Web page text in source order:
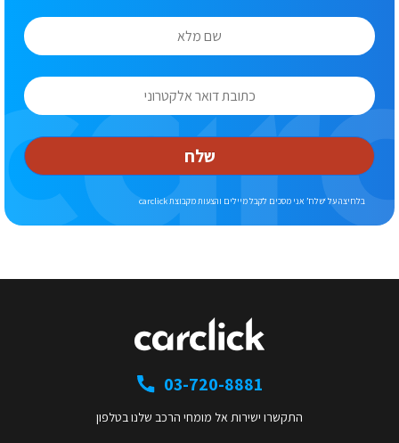
שלח
בלחיצה על ‘שלח’ אני מסכים לקבל מיילים והצעות מקבוצת carclick
03-720-8881
התקשרו ישירות אל מומחי הרכב שלנו בטלפון